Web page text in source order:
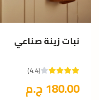
390.00 ج.م